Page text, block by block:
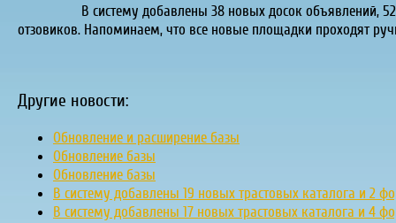
В систему добавлены 38 новых досок объявлений,
отзовиков. Напоминаем, что все новые площадки проходят
Другие новости:
Обновление и расширение базы
Обновление базы
Обновление базы
В систему добавлены 19 новых трастовых каталога и 2
В систему добавлены 17 новых трастовых каталога и 4